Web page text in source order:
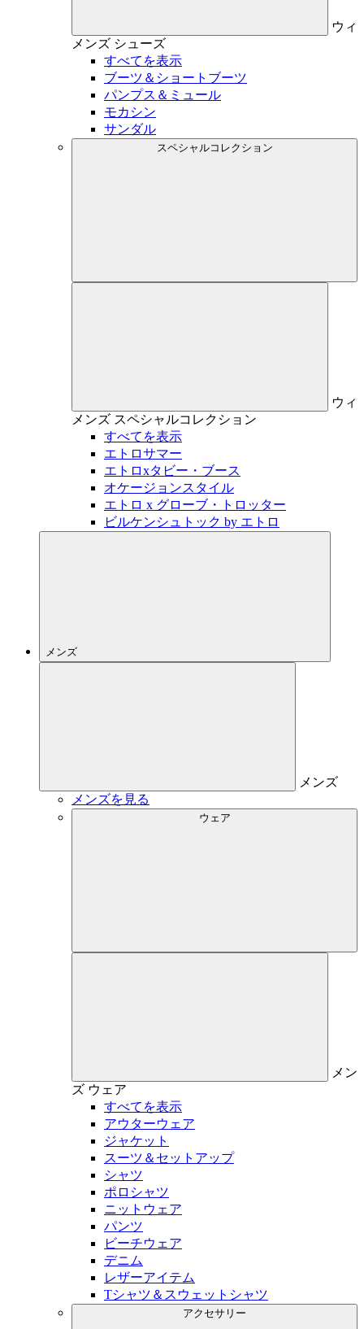
ウィ
メンズ シューズ
すべてを表示
ブーツ＆ショートブーツ
パンプス＆ミュール
モカシン
サンダル
スペシャルコレクション
ウィ
メンズ スペシャルコレクション
すべてを表示
エトロサマー
エトロxタビー・ブース
オケージョンスタイル
エトロ x グローブ・トロッター
ビルケンシュトック by エトロ
メンズ
メンズ
メンズを見る
ウェア
メン
ズ ウェア
すべてを表示
アウターウェア
ジャケット
スーツ＆セットアップ
シャツ
ポロシャツ
ニットウェア
パンツ
ビーチウェア
デニム
レザーアイテム
Tシャツ＆スウェットシャツ
アクセサリー